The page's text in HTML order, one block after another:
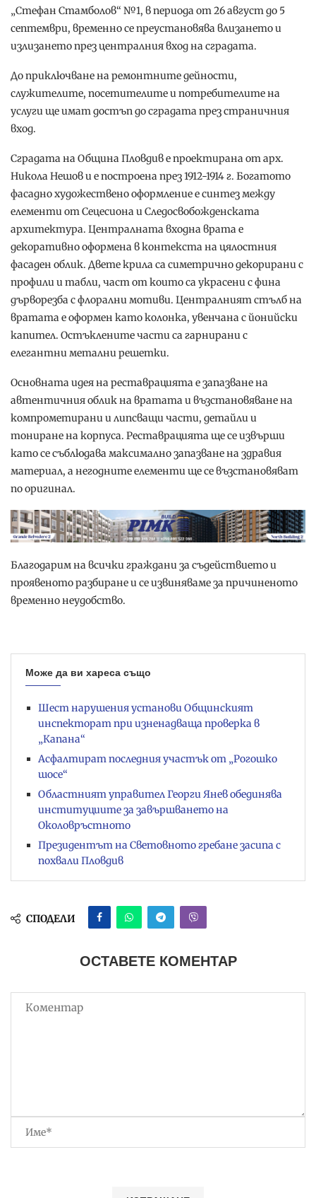
„Стефан Стамболов“ №1, в периода от 26 август до 5
септември, временно се преустановява влизането и
излизането през централния вход на сградата.
До приключване на ремонтните дейности,
служителите, посетителите и потребителите на
услуги ще имат достъп до сградата през страничния
вход.
Сградата на Община Пловдив е проектирана от арх.
Никола Нешов и е построена през 1912-1914 г. Богатото
фасадно художествено оформление е синтез между
елементи от Сецесиона и Следосвобожденската
архитектура. Централната входна врата е
декоративно оформена в контекста на цялостния
фасаден облик. Двете крила са симетрично декорирани с
профили и табли, част от които са украсени с фина
дърворезба с флорални мотиви. Централният стълб на
вратата е оформен като колонка, увенчана с йонийски
капител. Остъклените части са гарнирани с
елегантни метални решетки.
Основната идея на реставрацията е запазване на
автентичния облик на вратата и възстановяване на
компрометирани и липсващи части, детайли и
тониране на корпуса. Реставрацията ще се извърши
като се съблюдава максимално запазване на здравия
материал, а негодните елементи ще се възстановяват
по оригинал.
Благодарим на всички граждани за съдействието и
проявеното разбиране и се извиняваме за причиненото
временно неудобство.
Може да ви хареса също
Шест нарушения установи Общинският
инспекторат при изненадваща проверка в
„Капана“
Асфалтират последния участък от „Рогошко
шосе“
Областният управител Георги Янев обединява
институциите за завършването на
Околовръстното
Президентът на Световното гребане засипа с
похвали Пловдив
СПОДЕЛИ
ОСТАВЕТЕ КОМЕНТАР